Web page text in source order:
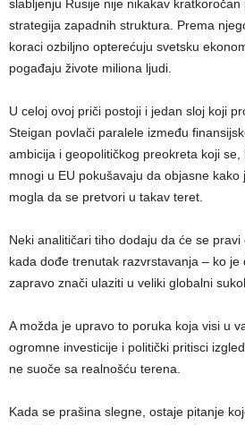
slabljenju Rusije nije nikakav
strategija zapadnih struktura. Prema
koraci ozbiljno opterećuju svetsku
pogađaju živote miliona ljudi.
U celoj ovoj priči postoji i jedan sloj koji
Steigan povlači paralele između
ambicija i geopolitičkog preokreta koji
mnogi u EU pokušavaju da objasne
mogla da se pretvori u takav teret.
Neki analitičari tiho dodaju da će se
kada dođe trenutak razvrstavanja – ko je
zapravo znači ulaziti u veliki globalni
A možda je upravo to poruka koja visi u
ogromne investicije i politički pritisci
ne suoče sa realnošću terena.
Kada se prašina slegne, ostaje pitanje